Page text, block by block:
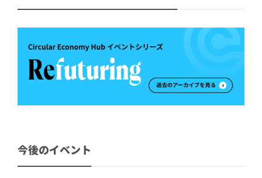
今後のイベント